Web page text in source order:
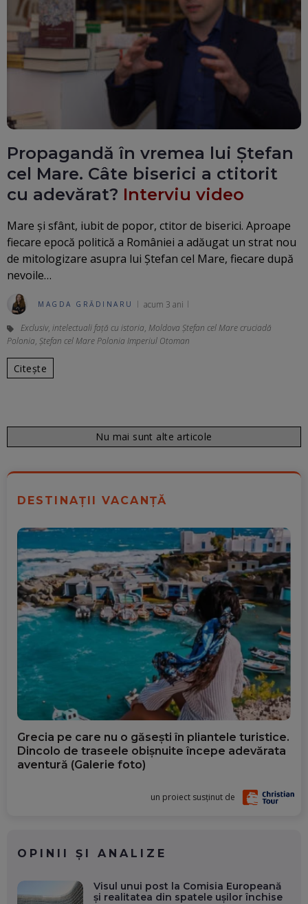
Propagandă în vremea lui Ștefan
cel Mare. Câte biserici a ctitorit
cu adevărat? Interviu video
Mare și sfânt, iubit de popor, ctitor de biserici. Aproape
fiecare epocă politică a României a adăugat un strat nou
de mitologizare asupra lui Ștefan cel Mare, fiecare după
nevoile…
MAGDA GRĂDINARU acum 3 ani
Exclusiv, intelectuali față cu istoria, Moldova Ștefan cel Mare cruciadă
Polonia, Ștefan cel Mare Polonia Imperiul Otoman
Citește
Nu mai sunt alte articole
DESTINAȚII VACANȚĂ
Grecia pe care nu o găsești în pliantele turistice.
Dincolo de traseele obișnuite începe adevărata
aventură (Galerie foto)
un proiect susținut de
OPINII ȘI ANALIZE
Visul unui post la Comisia Europeană
și realitatea din spatele ușilor închise